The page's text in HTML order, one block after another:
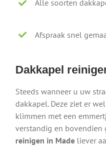
Alle soorten
Afspraak snel
Dakkapel
Steeds wanneer u uw
dakkapel. Deze ziet er
klimmen met een
verstandig en bovendien
reinigen in Madeliever